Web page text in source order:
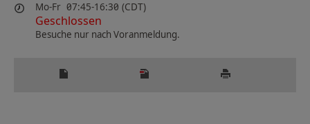
Mo-Fr 07:45-16:30 (CDT)
Geschlossen
Besuche nur nach Voranmeldung.